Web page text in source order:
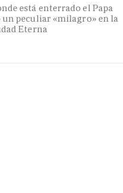
está enterrado el Papa
un peculiar «milagro» en la
Eterna